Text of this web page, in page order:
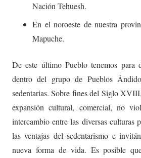
Nación Tehuesh.
En el noroeste de nuestra
Mapuche.
De este último Pueblo tenemos para
dentro del grupo de Pueblos
sedentarias. Sobre fines del Siglo
expansión cultural, comercial, no
intercambio entre las diversas culturas
las ventajas del sedentarismo e
nueva forma de vida. Es posible